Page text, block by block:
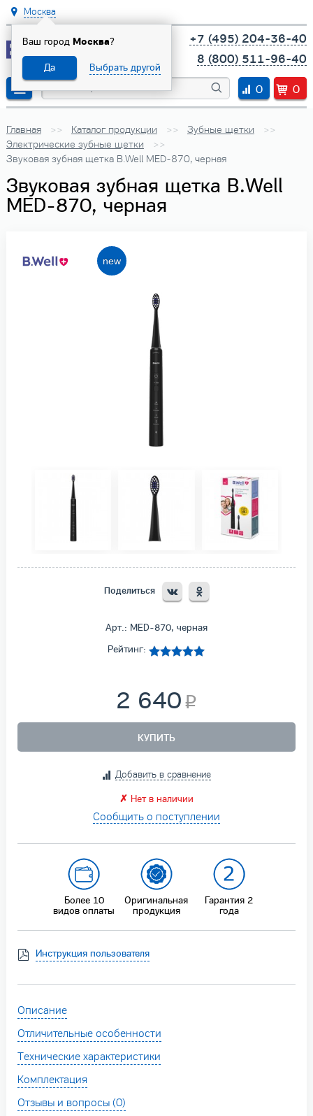
Москва
Ваш город Москва?
Да Выбрать другой
+7 (495) 204-36-40
8 (800) 511-96-40
0
0
Главная Каталог продукции
Зубные щетки
Электрические зубные щетки
Звуковая зубная щетка B.Well MED-870, черная
Звуковая зубная щетка B.Well
MED-870, черная
Поделиться
Арт.: MED-870, черная
Рейтинг:
2 640
КУПИТЬ
Добавить в сравнение
✗ Нет в наличии
Сообщить о поступлении
Более 10
видов оплаты
Оригинальная
продукция
Гарантия 2
года
Инструкция пользователя
Описание
Отличительные особенности
Технические характеристики
Комплектация
Отзывы и вопросы (0)